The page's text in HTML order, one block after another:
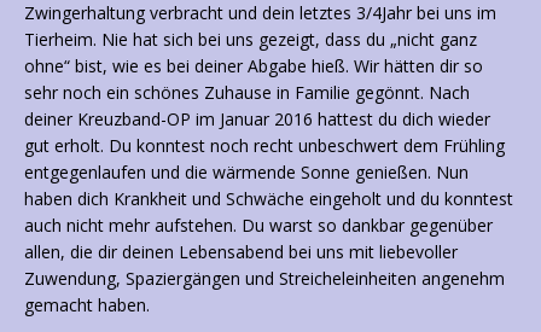
Zwingerhaltung verbracht und dein letztes 3/4Jahr bei uns im
Tierheim. Nie hat sich bei uns gezeigt, dass du „nicht ganz
ohne“ bist, wie es bei deiner Abgabe hieß. Wir hätten dir so
sehr noch ein schönes Zuhause in Familie gegönnt. Nach
deiner Kreuzband-OP im Januar 2016 hattest du dich wieder
gut erholt. Du konntest noch recht unbeschwert dem Frühling
entgegenlaufen und die wärmende Sonne genießen. Nun
haben dich Krankheit und Schwäche eingeholt und du konntest
auch nicht mehr aufstehen. Du warst so dankbar gegenüber
allen, die dir deinen Lebensabend bei uns mit liebevoller
Zuwendung, Spaziergängen und Streicheleinheiten angenehm
gemacht haben.